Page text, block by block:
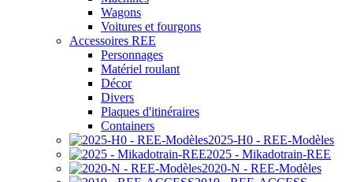
Wagons
Voitures et fourgons
Accessoires REE
Personnages
Matériel roulant
Décor
Divers
Plaques d'itinéraires
Containers
2025-H0 - REE-Modèles
2025 - Mikadotrain-REE
2020-N - REE-Modèles